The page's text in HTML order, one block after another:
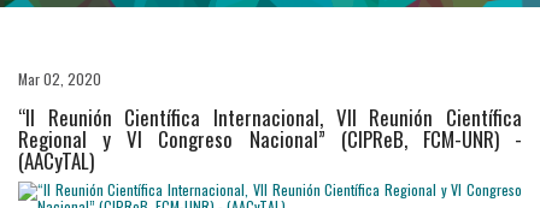
Mar 02, 2020
“II Reunión Científica Internacional, VII Reunión Científica
Regional y VI Congreso Nacional” (CIPReB, FCM-UNR) -
(AACyTAL)